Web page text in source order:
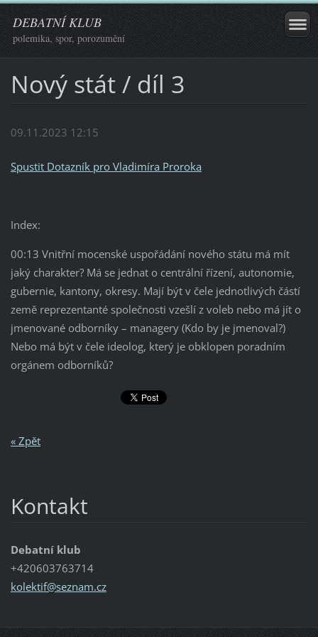
DEBATNÍ KLUB
polemika, spor, porozumění
Nový stát / díl 3
09.11.2023 12:15
Spustit Dotazník pro Vladimíra Proroka
Index:
00:13 Vnitřní mocenské uspořádání nového státu má mít
jaký charakter? Má se jednat o centrální řízení, autonomie,
gubernie, kantony, okresy. Mají být v čele jednotlivých částí
země reprezentanté společnosti vzešlí z voleb nebo má jít o
jmenované odborníky – managery (Kdo by je jmenoval?)
Nebo má být v čele ideolog, který je obklopen poradním
orgánem odborníků?
« Zpět
Kontakt
Debatní klub
+420603763714
kolektif@seznam.cz